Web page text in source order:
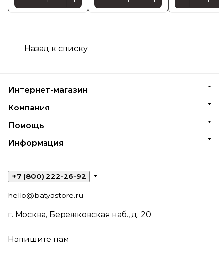
Назад к списку
Интернет-магазин
Компания
Помощь
Информация
+7 (800) 222-26-92
hello@batyastore.ru
г. Москва, Бережковская наб., д. 20
Напишите нам